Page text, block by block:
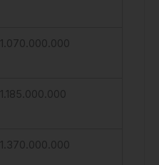
1.070.000.000
1.185.000.000
1.370.000.000